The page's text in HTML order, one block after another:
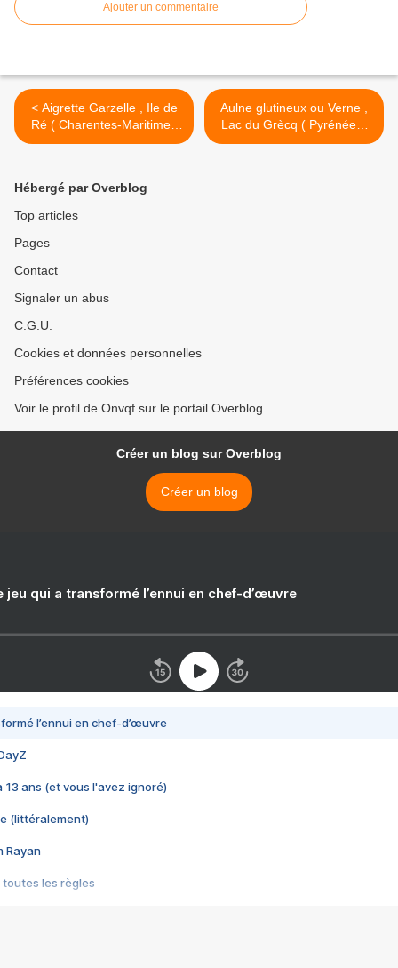
Ajouter un commentaire
< Aigrette Garzelle , Ile de
Ré ( Charentes-Maritimes
17 ) A
Aulne glutineux ou Verne ,
Lac du Grècq ( Pyrénées-
Atlantiques 64 ) A >
Hébergé par Overblog
Top articles
Pages
Contact
Signaler un abus
C.G.U.
Cookies et données personnelles
Préférences cookies
Voir le profil de Onvqf sur le portail Overblog
Créer un blog sur Overblog
Créer un blog
jeu qui a transformé l’ennui en chef-d’œuvre
l’ennui en chef-d’œuvre
13 ans (et vous l'avez ignoré)
(littéralement)
Rayan
toutes les règles